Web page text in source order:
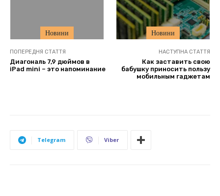
Новини Новини
ПОПЕРЕДНЯ СТАТТЯ
Диагональ 7,9 дюймов в
iPad mini – это напоминание
НАСТУПНА СТАТТЯ
Как заставить свою
бабушку приносить пользу
мобильным гаджетам
Telegram Viber